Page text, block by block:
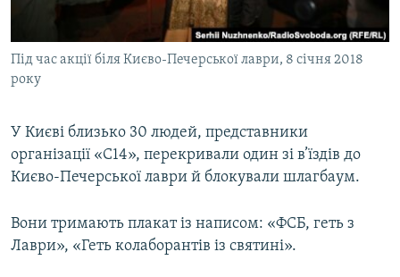
ПОДКАСТИ
КРИМ РЕАЛІЇ
РУС
КТАТ
Під час акції біля Києво-Печерської лаври, 8 січня 2018
року
У Києві близько 30 людей, представники
організації «С14», перекривали один зі в’їздів до
Києво-Печерської лаври й блокували шлагбаум.
Вони тримають плакат із написом: «ФСБ, геть з
Лаври», «Геть колаборантів із святині».